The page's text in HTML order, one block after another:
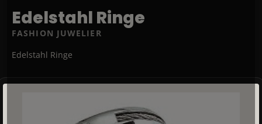
Edelstahl Ringe
FASHION JUWELIER
Edelstahl Ringe
Bildergalerie überspringen